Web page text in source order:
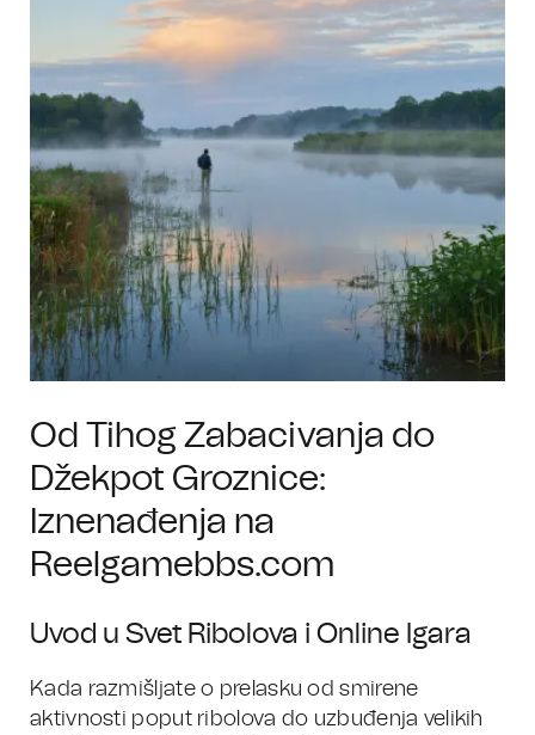
Od Tihog Zabacivanja do
Džekpot Groznice:
Iznenađenja na
Reelgamebbs.com
Uvod u Svet Ribolova i Online Igara
Kada razmišljate o prelasku od smirene
aktivnosti poput ribolova do uzbuđenja velikih